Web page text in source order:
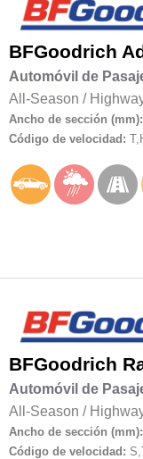
BFGoodrich
Automóvil de
All-Season /
Ancho de sección (mm):
Código de velocidad:
BFGoodrich
Automóvil de
All-Season /
Ancho de sección (mm):
Código de velocidad: